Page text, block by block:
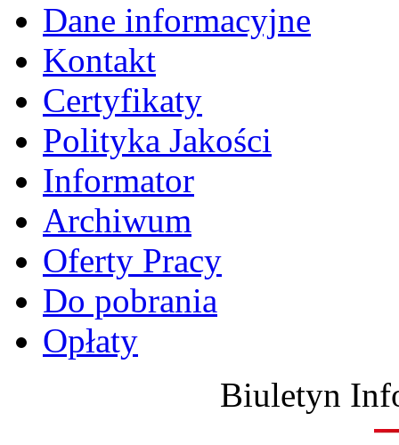
Dane informacyjne
Kontakt
Certyfikaty
Polityka Jakości
Informator
Archiwum
Oferty Pracy
Do pobrania
Opłaty
Biuletyn